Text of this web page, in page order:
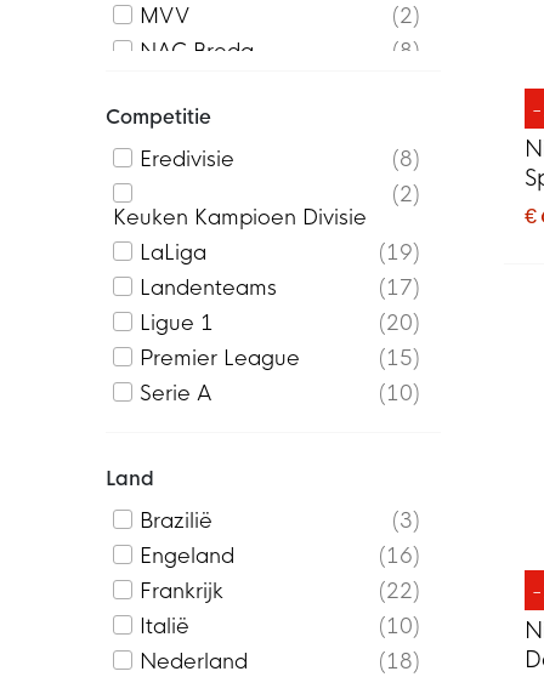
€
MVV
2
NAC Breda
8
Paris Saint-Germain
Tottenham Hotspur
5
3
Competitie
Eredivisie
8
Keuken Kampioen Divisie
2
LaLiga
19
Landenteams
17
Ligue 1
20
Premier League
15
Serie A
10
Land
Brazilië
3
Engeland
16
Frankrijk
22
Italië
10
Nederland
18